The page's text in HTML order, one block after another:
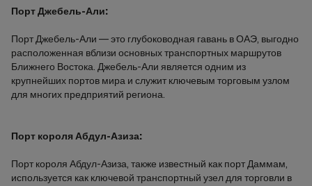
Порт Джебель-Али:
Порт Джебель-Али — это глубоководная гавань в ОАЭ, выгодно
расположенная вблизи основных транспортных маршрутов
Ближнего Востока. Джебель-Али является одним из
крупнейших портов мира и служит ключевым торговым узлом
для многих предприятий региона.
Порт короля Абдул-Азиза:
Порт короля Абдул-Азиза, также известный как порт Даммам,
используется как ключевой транспортный узел для торговли в